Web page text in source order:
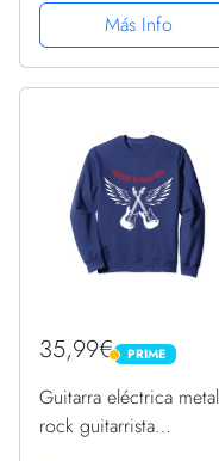
SudaderaMás Info
35,99€ PRIME
PRIME
Guitarra eléctrica metal
rock guitarrista